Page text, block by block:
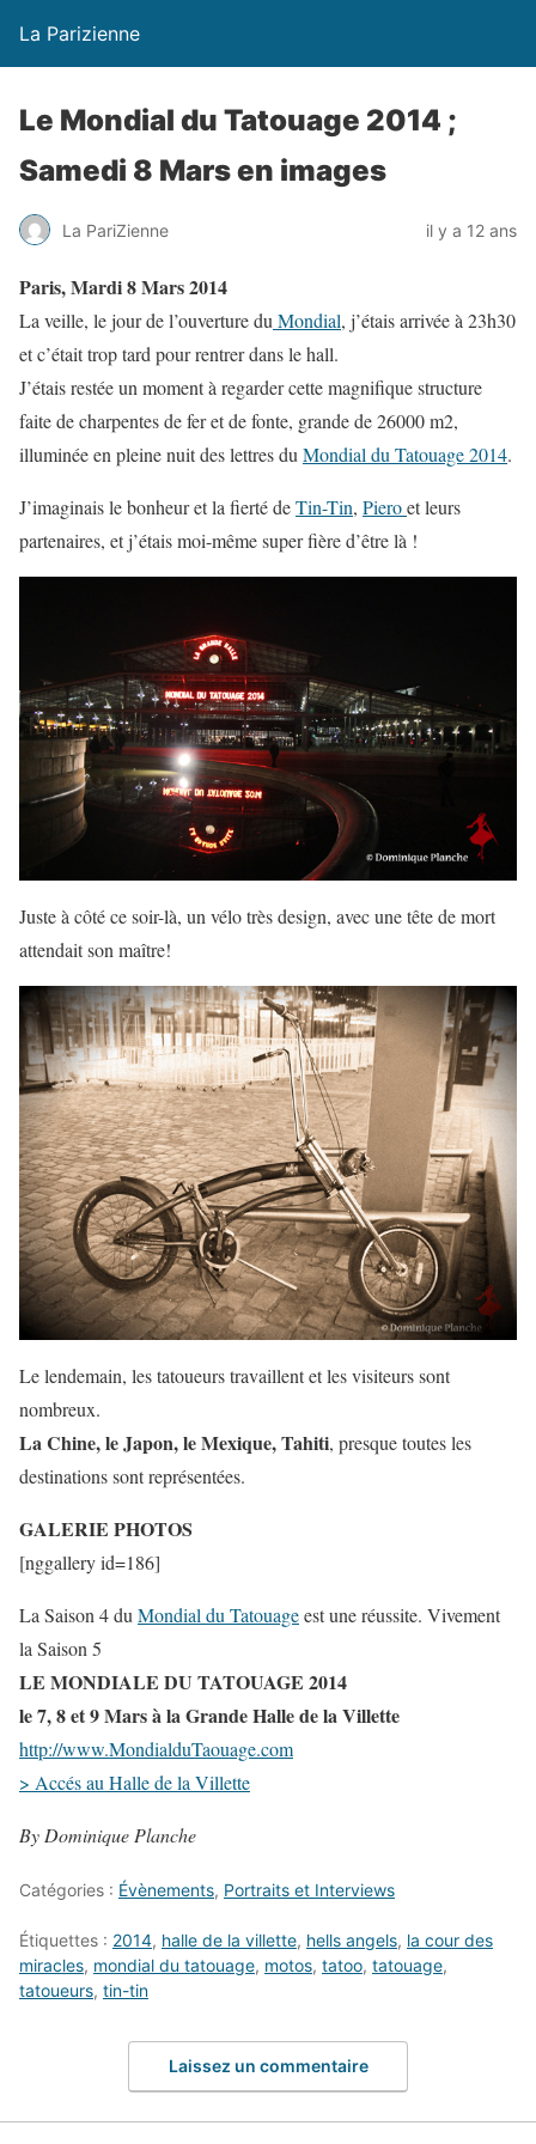
La Parizienne
Le Mondial du Tatouage 2014 ;
Samedi 8 Mars en images
La PariZienne il y a 12 ans
Paris, Mardi 8 Mars 2014
La veille, le jour de l’ouverture du Mondial, j’étais arrivée à 23h30
et c’était trop tard pour rentrer dans le hall.
J’étais restée un moment à regarder cette magnifique structure
faite de charpentes de fer et de fonte, grande de 26000 m2,
illuminée en pleine nuit des lettres du Mondial du Tatouage 2014.
J’imaginais le bonheur et la fierté deTin-Tin, Pieroet leurs
partenaires, et j’étais moi-même super fière d’être là !
Juste à côté ce soir-là, un vélo très design, avec une tête de mort
attendait son maître!
Le lendemain, les tatoueurs travaillent et les visiteurs sont
nombreux.
La Chine, le Japon, le Mexique, Tahiti, presque toutes les
destinations sont représentées.
GALERIE PHOTOS
[nggallery id=186]
La Saison 4 duMondial du Tatouageest une réussite. Vivement
la Saison 5
LE MONDIALE DU TATOUAGE 2014
le 7, 8 et 9 Mars à la Grande Halle de la Villette
http://www.MondialduTaouage.com
> Accés au Halle de la Villette
By Dominique Planche
Catégories : Évènements, Portraits et Interviews
Étiquettes : 2014, halle de la villette, hells angels, la cour des
miracles, mondial du tatouage, motos, tatoo, tatouage,
tatoueurs, tin-tin
Laissez un commentaire